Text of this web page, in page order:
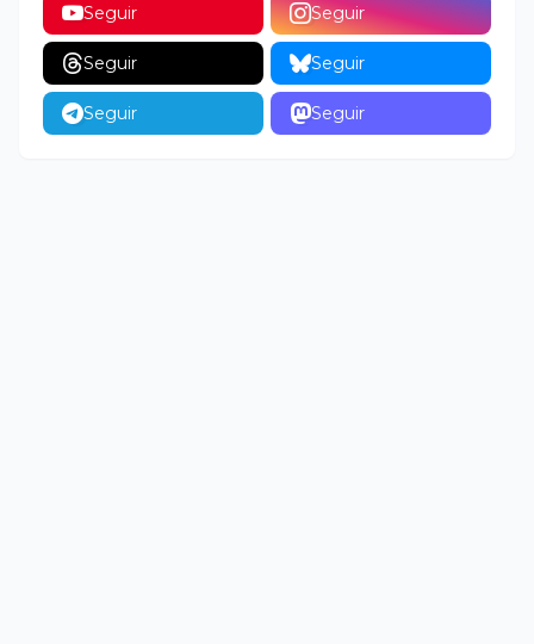
Seguir Seguir
Seguir Seguir
Seguir Seguir